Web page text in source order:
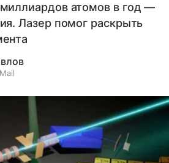
атомов в год —
Лазер помог раскрыть